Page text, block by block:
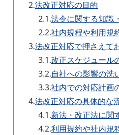
2.法改正対応の目的
2.1.法令に関する知識
2.2.社内規程や利用規
3.法改正対応で押さえて
3.1.改正スケジュール
3.2.自社への影響の洗
3.3.社内での対応計画
4.法改正対応の具体的な
4.1.新法・改正法に関
4.2.利用規約や社内規